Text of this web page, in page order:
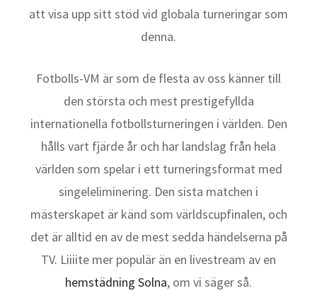
att visa upp sitt stöd vid globala turneringar som
denna.
Fotbolls-VM är som de flesta av oss känner till
den största och mest prestigefyllda
internationella fotbollsturneringen i världen. Den
hålls vart fjärde år och har landslag från hela
världen som spelar i ett turneringsformat med
singeleliminering. Den sista matchen i
mästerskapet är känd som världscupfinalen, och
det är alltid en av de mest sedda händelserna på
TV. Liiiite mer populär än en livestream av en
hemstädning Solna, om vi säger så.